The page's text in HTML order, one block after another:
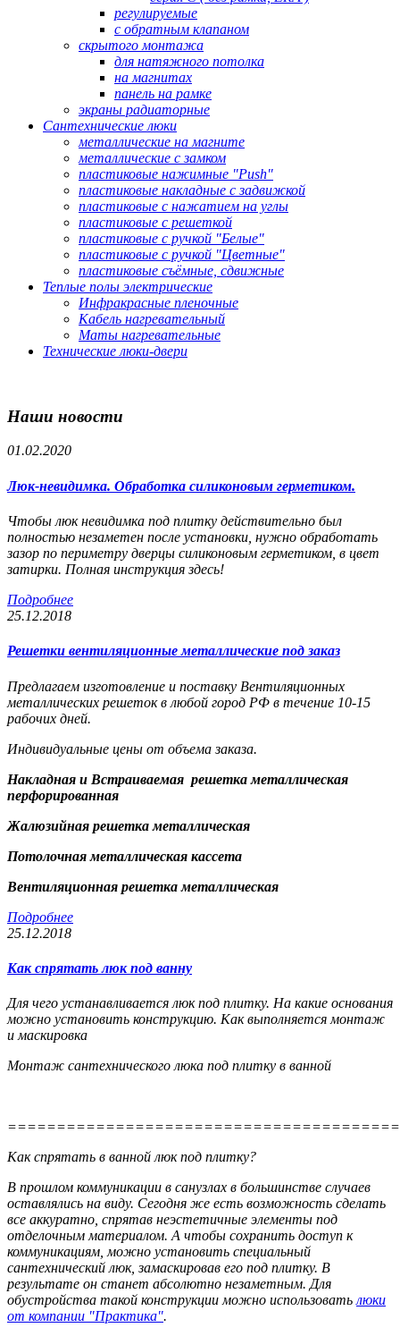
регулируемые
с обратным клапаном
скрытого монтажа
для натяжного потолка
на магнитах
панель на рамке
экраны радиаторные
Сантехнические люки
металлические на магните
металлические с замком
пластиковые нажимные "Push"
пластиковые накладные с задвижкой
пластиковые с нажатием на углы
пластиковые с решеткой
пластиковые с ручкой "Белые"
пластиковые с ручкой "Цветные"
пластиковые съёмные, сдвижные
Теплые полы электрические
Инфракрасные пленочные
Кабель нагревательный
Маты нагревательные
Технические люки-двери
Наши новости
01.02.2020
Люк-невидимка. Обработка силиконовым герметиком.
Чтобы люк невидимка под плитку действительно был
полностью незаметен после установки, нужно обработать
зазор по периметру дверцы силиконовым герметиком, в цвет
затирки. Полная инструкция здесь!
Подробнее
25.12.2018
Решетки вентиляционные металлические под заказ
Предлагаем изготовление и поставку Вентиляционных
металлических решеток в любой город РФ в течение 10-15
рабочих дней.
Индивидуальные цены от объема заказа.
Накладная и Встраиваемая решетка металлическая
перфорированная
Жалюзийная решетка металлическая
Потолочная металлическая кассета
Вентиляционная решетка металлическая
Подробнее
25.12.2018
Как спрятать люк под ванну
Для чего устанавливается люк под плитку. На какие основания
можно установить конструкцию. Как выполняется монтаж
и маскировка
Монтаж сантехнического люка под плитку в ванной
Как спрятать в ванной люк под плитку?
В прошлом коммуникации в санузлах в большинстве случаев
оставлялись на виду. Сегодня же есть возможность сделать
все аккуратно, спрятав неэстетичные элементы под
отделочным материалом. А чтобы сохранить доступ к
коммуникациям, можно установить специальный
сантехнический люк, замаскировав его под плитку. В
результате он станет абсолютно незаметным. Для
обустройства такой конструкции можно использовать люки
от компании "Практика".